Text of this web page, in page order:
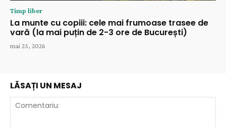
Timp liber
La munte cu copiii: cele mai frumoase trasee de
vară (la mai puțin de 2-3 ore de București)
mai 25, 2026
LĂSAȚI UN MESAJ